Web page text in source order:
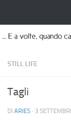
STILL LIFE
Tagli
DI ARIES · 3